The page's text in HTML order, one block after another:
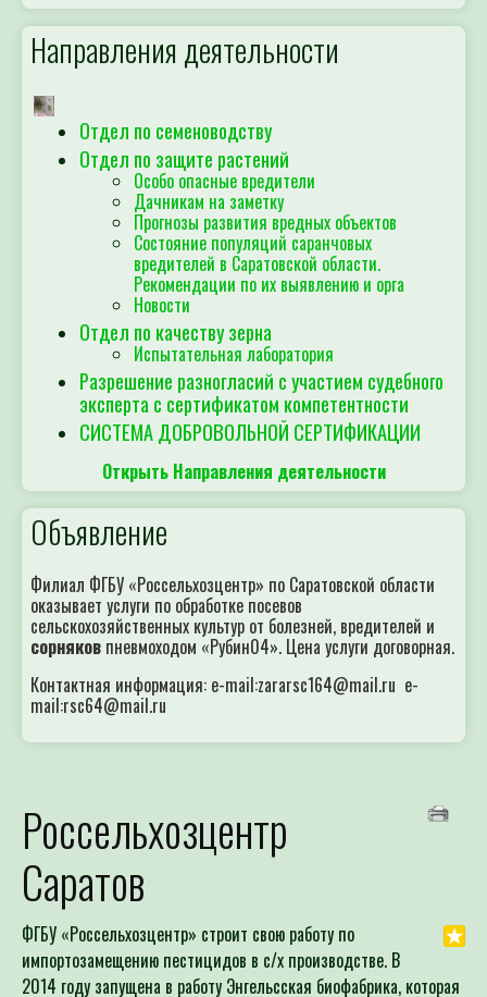
Направления деятельности
Отдел по семеноводству
Отдел по защите растений
Особо опасные вредители
Дачникам на заметку
Прогнозы развития вредных объектов
Состояние популяций саранчовых
вредителей в Саратовской области.
Рекомендации по их выявлению и орга
Новости
Отдел по качеству зерна
Испытательная лаборатория
Разрешение разногласий с участием судебного
эксперта с сертификатом компетентности
СИСТЕМА ДОБРОВОЛЬНОЙ СЕРТИФИКАЦИИ
Открыть Направления деятельности
Объявление
Филиал ФГБУ «Россельхозцентр» по Саратовской области
оказывает услуги по обработке посевов
сельскохозяйственных культур от болезней, вредителей и
сорняковпневмоходом «Рубин04». Цена услуги договорная.
Контактная информация: e-mail:zararsc164@mail.ru e-
mail:rsc64@mail.ru
Россельхозцентр
Саратов
ФГБУ «Россельхозцентр» строит свою работу по
импортозамещению пестицидов в с/х производстве. В
2014 году запущена в работу Энгельсская биофабрика, которая